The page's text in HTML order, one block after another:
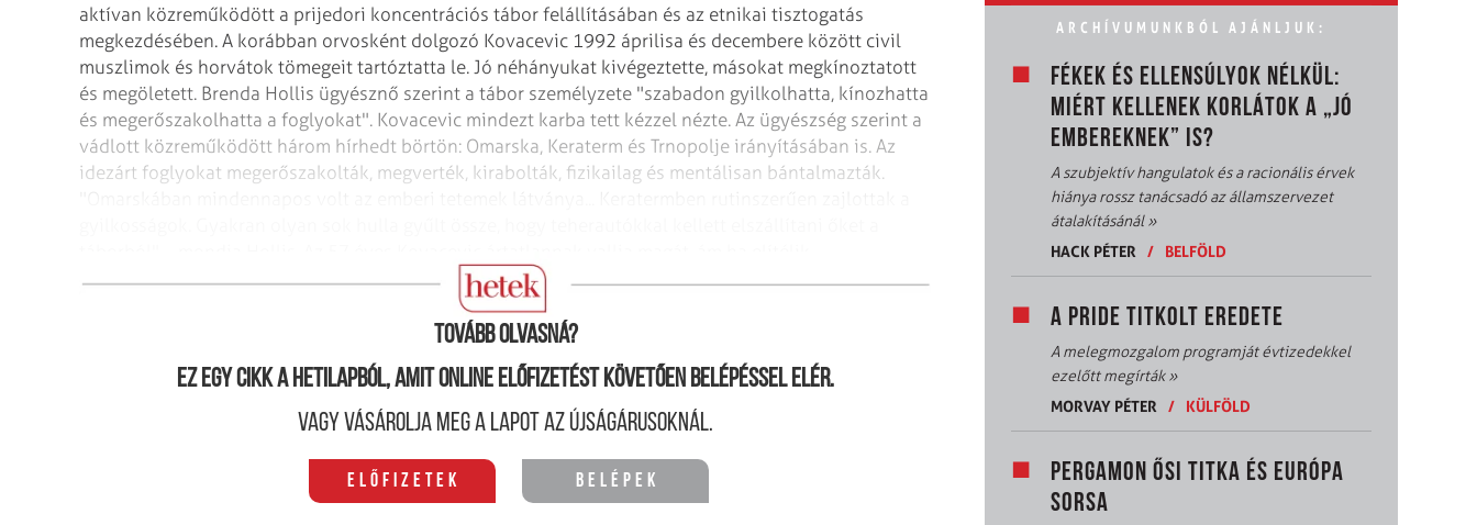
aktívan közreműködött a prijedori koncentrációs tábor felállításában és az etnikai tisztogatás
megkezdésében. A korábban orvosként dolgozó Kovacevic 1992 áprilisa és decembere között civil
muszlimok és horvátok tömegeit tartóztatta le. Jó néhányukat kivégeztette, másokat megkínoztatott
és megöletett. Brenda Hollis ügyésznő szerint a tábor személyzete "szabadon gyilkolhatta, kínozhatta
és megerőszakolhatta a foglyokat". Kovacevic mindezt karba tett kézzel nézte. Az ügyészség szerint a
vádlott közreműködött három hírhedt börtön: Omarska, Keraterm és Trnopolje irányításában is. Az
idezárt foglyokat megerőszakolták, megverték, kirabolták, fizikailag és mentálisan bántalmazták.
életfogytiglan várrá.
Tovább olvasná?
Ez egy cikk a hetilapból, amit online előfizetést követően belépéssel elér.
Vagy vásárolja meg a lapot az újságárusoknál.
Előfizetek Belépek
ARCHÍVUMUNKBÓL AJÁNLJUK:
FÉKEK ÉS ELLENSÚLYOK NÉLKÜL:
MIÉRT KELLENEK KORLÁTOK A „JÓ
EMBEREKNEK” IS?
A szubjektív hangulatok és a racionális érvek
hiánya rossz tanácsadó az államszervezet
átalakításánál»
HACK PÉTER
/ BELFÖLD
A PRIDE TITKOLT EREDETE
A melegmozgalom programját évtizedekkel
ezelőtt megírták»
MORVAY PÉTER
/ KÜLFÖLD
PERGAMON ŐSI TITKA ÉS EURÓPA
SORSA